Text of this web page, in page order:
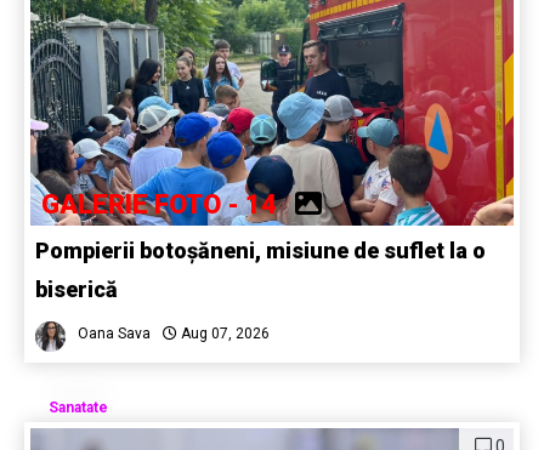
GALERIE FOTO - 14
Pompierii botoșăneni, misiune de suflet la o
biserică
Oana Sava Aug 07, 2026
Sanatate